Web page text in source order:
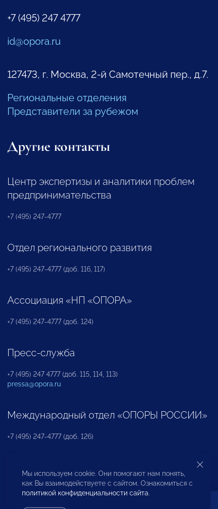
+7 (495) 247 4777
id@opora.ru
127473, г. Москва, 2-й Самотечный пер., д.7.
Региональные отделения
Представители за рубежом
Другие контакты
Центр экспертизы и аналитики проблем
предпринимательства
+7 (495) 247-4777
Отдел регионального развития
+7 (495) 247-4777 (доб. 116, 117)
Ассоциация «НП «ОПОРА»
+7 (495) 247-4777 (доб. 124)
Пресс-служба
+7 (495) 247 4777 (доб. 115, 114, 113)
pressa@opora.ru
Международный отдел «ОПОРЫ РОССИИ»
+7 (495) 247-4777 (доб. 126)
Бюро по защите прав предпринимателей и
инвесторов
Мы используем cookie. Они помогают нам понять,
как Вы взаимодействуете с сайтом. Ознакомиться с
политикой конфиденциальности сайта.